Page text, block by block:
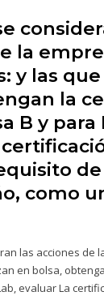
la
y las
la
B y para
de
como
las acciones de
en bolsa,
evaluar La